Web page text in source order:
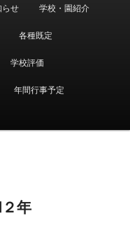
らせ 学校・園紹介
各種既定
学校評価
年間行事予定
年